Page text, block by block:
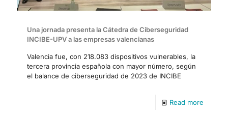
Una jornada presenta la Cátedra de Ciberseguridad
INCIBE-UPV a las empresas valencianas
Valencia fue, con 218.083 dispositivos vulnerables, la
tercera provincia española con mayor número, según
el balance de ciberseguridad de 2023 de INCIBE
Read more